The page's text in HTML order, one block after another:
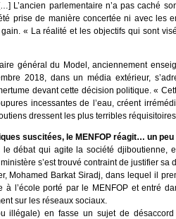
L’ancien parlementaire n’a pas caché
prise de manière concertée ni avec les
« La réalité et les objectifs qui sont
général du Model, anciennement
2018, dans un média extérieur,
devant cette décision politique. «
incessantes de l’eau, créent
dressent les plus terribles
suscitées, le MENFOP réagit… un
le débat qui agite la société
s’est trouvé contraint de justifier
Mohamed Barkat Siradj, dans lequel il
à l’école porté par le MENFOP et entré
sur les réseaux sociaux.
illégale) en fasse un sujet de